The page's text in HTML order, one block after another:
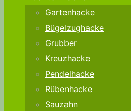
Gartenhacke
Bügelzughacke
Grubber
Kreuzhacke
Pendelhacke
Rübenhacke
Sauzahn